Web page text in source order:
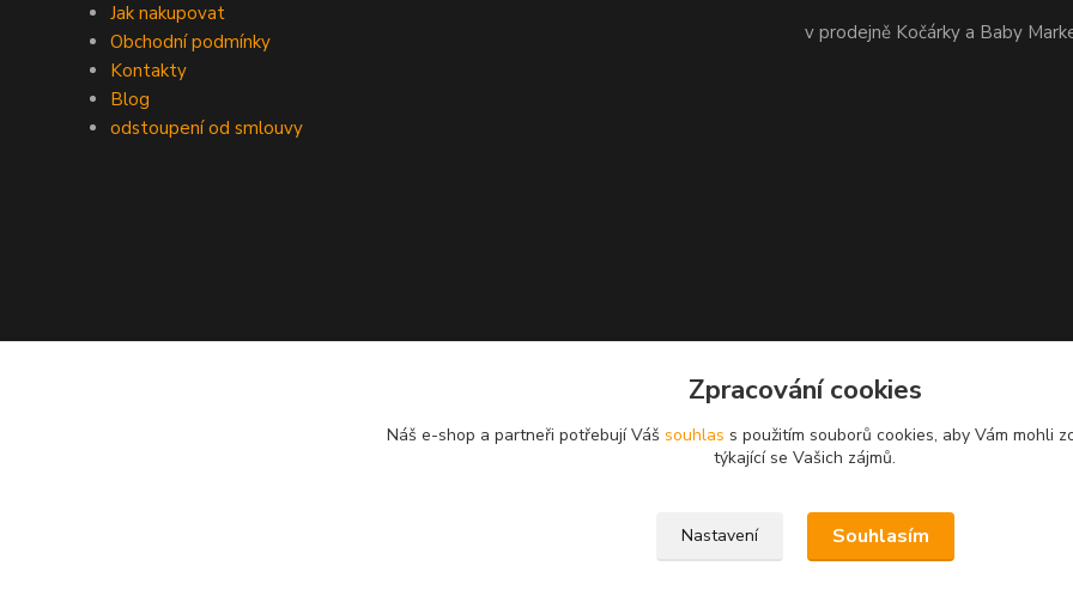
Jak nakupovat
Obchodní podmínky
Kontakty
Blog
odstoupení od smlouvy
v prodejně Kočárky a Baby
Zpracování cookies
Náš e-shop a partneři potřebují Váš souhlas s použitím souborů cookies, aby Vám mohli
týkající se Vašich zájmů.
Nastavení Souhlasím